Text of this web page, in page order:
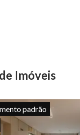
Imóveis
padrão